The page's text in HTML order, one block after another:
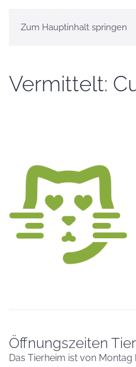
Zum Hauptinhalt springen
Vermittelt:
Öffnungszeiten
Das Tierheim ist von